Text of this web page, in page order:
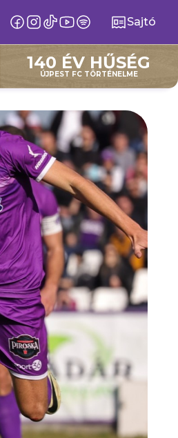
Sajtó
140 ÉV HŰSÉG
ÚJPEST FC TÖRTÉNELME